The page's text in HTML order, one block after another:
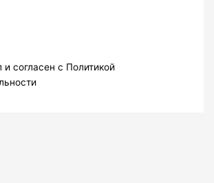
и согласен с Политикой